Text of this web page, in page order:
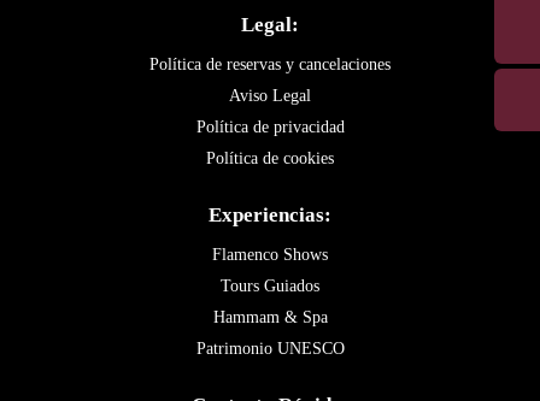
Legal:
Política de reservas y cancelaciones
Aviso Legal
Política de privacidad
Política de cookies
Experiencias:
Flamenco Shows
Tours Guiados
Hammam & Spa
Patrimonio UNESCO